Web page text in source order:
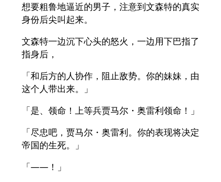
想要粗鲁地逼近的男子，注意到文森特的真实
身份后尖叫起来。
文森特一边沉下心头的怒火，一边用下巴指了
指身后，
「和后方的人协作，阻止敌势。你的妹妹，由
这个人带出来。」
「是、领命！上等兵贾马尔・奥雷利领命！」
「尽忠吧，贾马尔・奥雷利。你的表现将决定
帝国的生死。」
「――！」